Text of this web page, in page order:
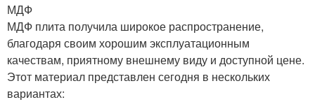
МДФ
МДФ плита получила широкое распространение,
благодаря своим хорошим эксплуатационным
качествам, приятному внешнему виду и доступной цене.
Этот материал представлен сегодня в нескольких
вариантах: